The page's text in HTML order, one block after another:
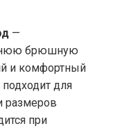
—
брюшную
и комфортный
для
размеров
при